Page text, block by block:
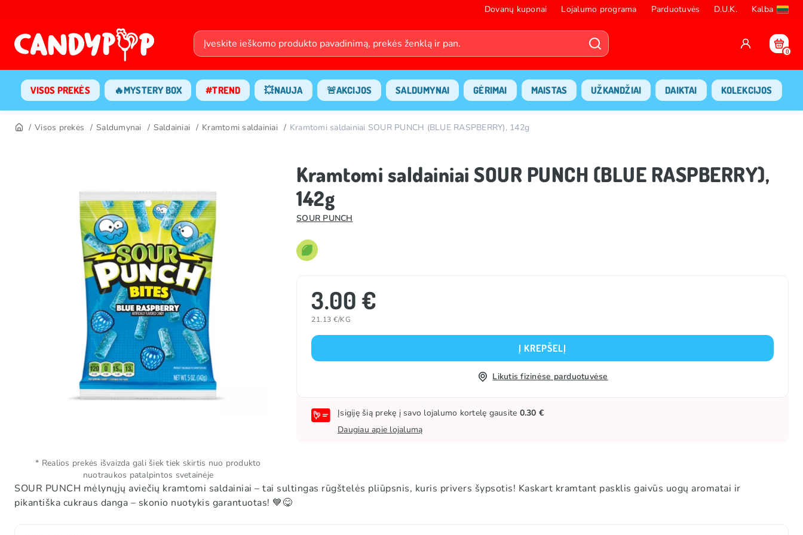
Dovanų kuponai Lojalumo programa Parduotuvės D.U.K. Kalba
0
VISOS PREKĖS 🔥MYSTERY BOX #TREND 💥NAUJA 🚨AKCIJOS SALDUMYNAI GĖRIMAI MAISTAS UŽKANDŽIAI DAIKTAI KOLEKCIJOS
Visos prekės Saldumynai Saldainiai Kramtomi saldainiai Kramtomi saldainiai SOUR PUNCH (BLUE RASPBERRY), 142g
Kramtomi saldainiai SOUR PUNCH (BLUE RASPBERRY),
142g
SOUR PUNCH
3.00 €
21.13 €/KG
Į KREPŠELĮ
Likutis fizinėse parduotuvėse
Įsigiję šią prekę į savo lojalumo kortelę gausite 0.30 €
Daugiau apie lojalumą
SOUR PUNCH mėlynųjų aviečių kramtomi saldainiai – tai sultingas rūgštelės pliūpsnis, kuris privers šypsotis! Kaskart kramtant pasklis gaivūs uogų aromatai ir
pikantiška cukraus danga – skonio nuotykis garantuotas! 💙😋
* Realios prekės išvaizda gali šiek tiek skirtis nuo produkto
nuotraukos patalpintos svetainėje